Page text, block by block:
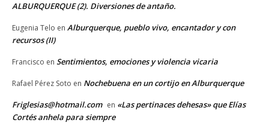
ALBURQUERQUE (2). Diversiones de antaño.
Eugenia Telo en Alburquerque, pueblo vivo, encantador y con
recursos (II)
Francisco en Sentimientos, emociones y violencia vicaria
Rafael Pérez Soto en Nochebuena en un cortijo en Alburquerque
Friglesias@hotmail.com en «Las pertinaces dehesas» que Elías
Cortés anhela para siempre